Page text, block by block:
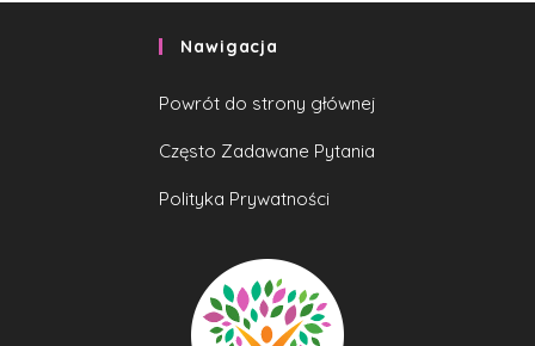
Nawigacja
Powrót do strony głównej
Często Zadawane Pytania
Polityka Prywatności